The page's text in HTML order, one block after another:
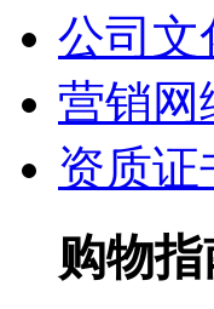
公司文
营销网
资质证
购物